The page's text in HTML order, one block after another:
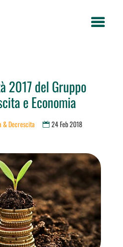
2017 del Gruppo
e Economia
& Decrescita 24 Feb 2018